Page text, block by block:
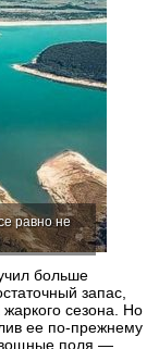
равно не
больше
запас,
сезона. Но
ее по-прежнему
поля —